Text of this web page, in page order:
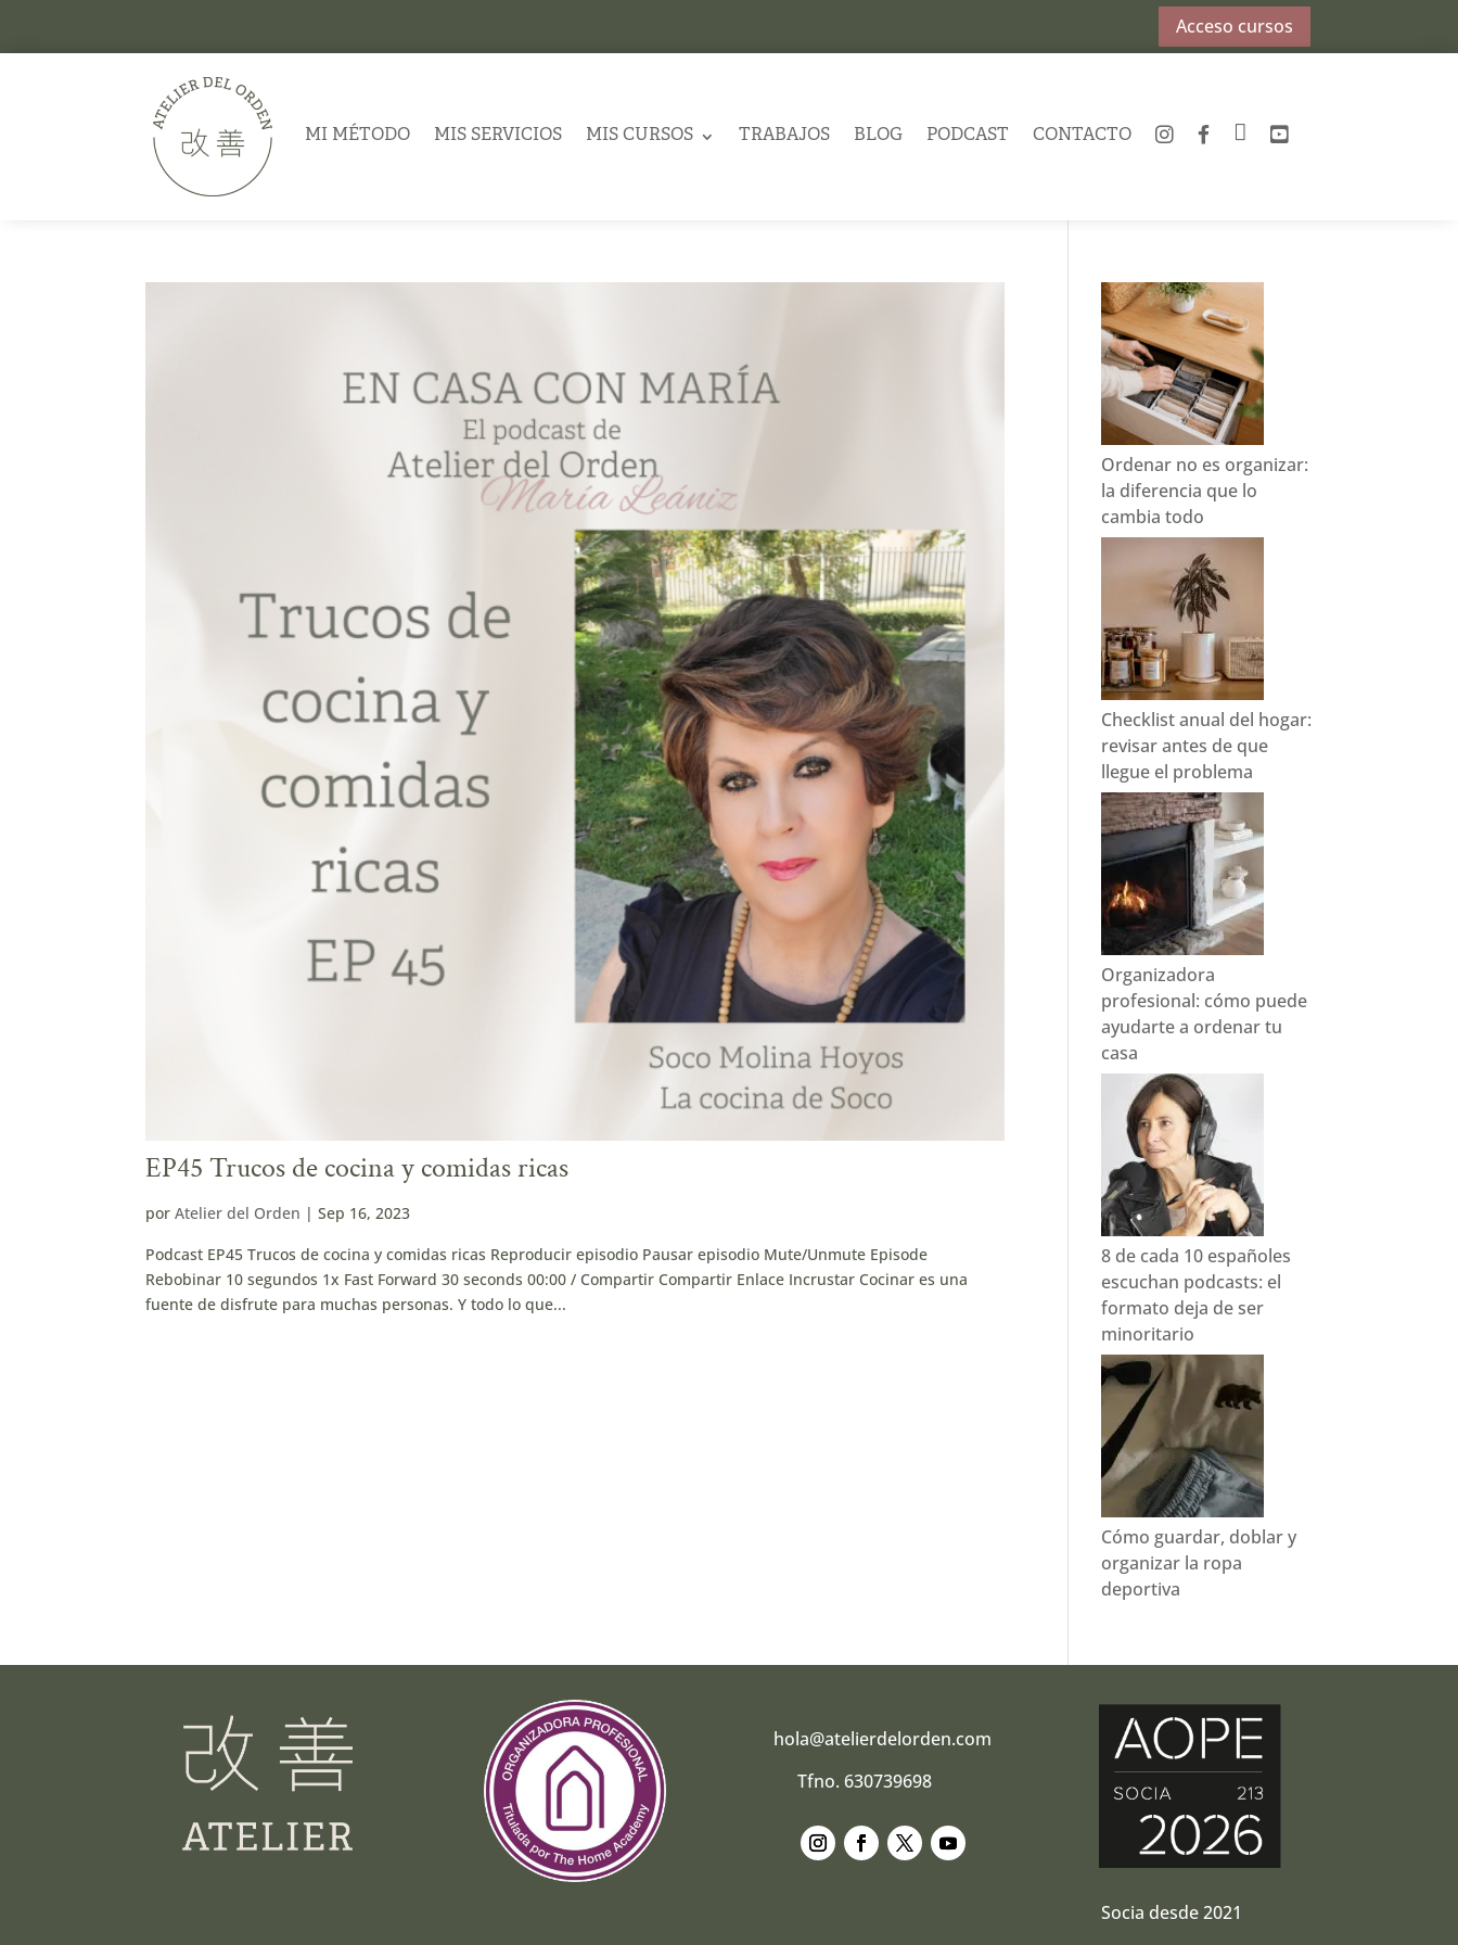
Acceso cursos
MI MÉTODO MIS SERVICIOS MIS CURSOS TRABAJOS BLOG PODCAST CONTACTO INSTAGRAM
FACEBOOK
TWITTERYOUTUBE
EP45 Trucos de cocina y comidas ricas
porAtelier del Orden |Sep 16, 2023
Podcast EP45 Trucos de cocina y comidas ricas Reproducir episodio Pausar episodio Mute/Unmute Episode
Rebobinar 10 segundos 1x Fast Forward 30 seconds 00:00 / Compartir Compartir Enlace Incrustar Cocinar es una
fuente de disfrute para muchas personas. Y todo lo que...
Ordenar no es organizar:
la diferencia que lo
cambia todo
Checklist anual del hogar:
revisar antes de que
llegue el problema
Organizadora
profesional: cómo puede
ayudarte a ordenar tu
casa
8 de cada 10 españoles
escuchan podcasts: el
formato deja de ser
minoritario
Cómo guardar, doblar y
organizar la ropa
deportiva
hola@atelierdelorden.com
Tfno. 630739698
Socia desde 2021